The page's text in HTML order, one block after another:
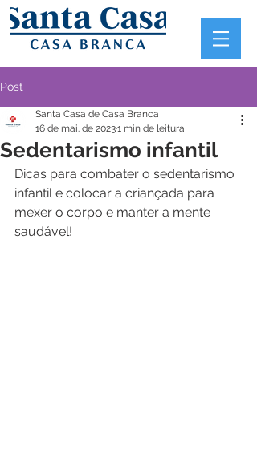
Post
Sedentarismo infantil
Santa Casa de Casa Branca
16 de mai. de 20231 min de leitura
Dicas para combater o sedentarismo
infantil e colocar a criançada para
mexer o corpo e manter a mente
saudável!